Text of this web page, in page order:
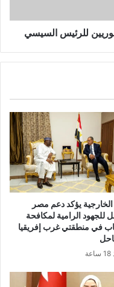
للرئيس السيسي
يؤكد دعم مصر
للجهود الرامية لمكافحة
في منطقتي غرب إفريقيا